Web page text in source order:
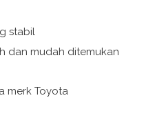
stabil
dan mudah ditemukan
merk Toyota